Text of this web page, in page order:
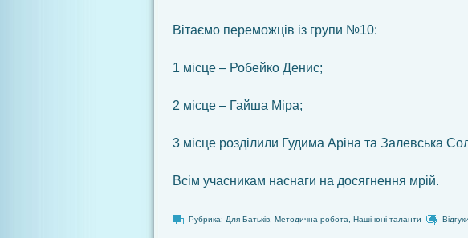
Вітаємо переможців із групи №10:
1 місце – Робейко Денис;
2 місце – Гайша Міра;
3 місце розділили Гудима Аріна та Залевська
Всім учасникам наснаги на досягнення мрій.
Рубрика: Для Батьків Методична робота Наші юні таланти